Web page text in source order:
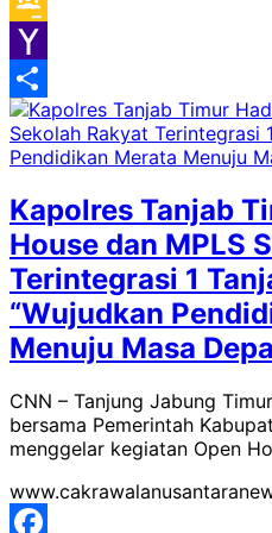
Google
Classroom
Yahoo
Mail
Share
Kapolres Tanjab
House dan MPLS
Terintegrasi 1
“Wujudkan
Menuju Masa
CNN – Tanjung Jabung
bersama Pemerintah
menggelar kegiatan Open